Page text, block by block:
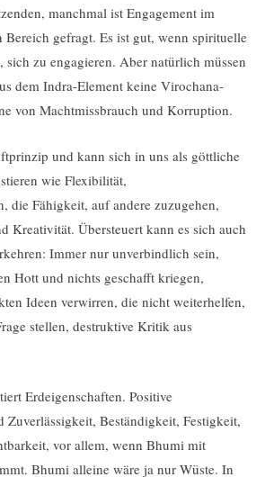
manchmal ist Engagement im
Bereich gefragt. Es ist gut, wenn spirituelle
sich zu engagieren. Aber natürlich müssen
dem Indra-Element keine Virochana-
von Machtmissbrauch und Korruption.
und kann sich in uns als göttliche
wie Flexibilität,
die Fähigkeit, auf andere zuzugehen,
Kreativität. Übersteuert kann es sich auch
Immer nur unverbindlich sein,
Hott und nichts geschafft kriegen,
Ideen verwirren, die nicht weiterhelfen,
stellen, destruktive Kritik aus
Erdeigenschaften. Positive
Zuverlässigkeit, Beständigkeit, Festigkeit,
vor allem, wenn Bhumi mit
Bhumi alleine wäre ja nur Wüste. In